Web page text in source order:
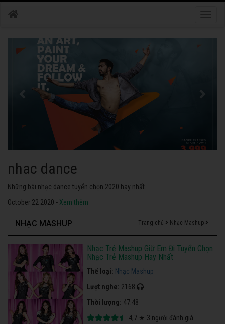
nhac dance
Những bài nhạc dance tuyển chọn 2020 hay nhất.
October 22 2020 - Xem thêm
NHẠC MASHUP Trang chủ Nhạc Mashup
Nhạc Trẻ Mashup Giữ Em Đi Tuyển Chọn
Nhạc Trẻ Mashup Hay Nhất
Thể loại: Nhạc Mashup
Lượt nghe: 2168
Thời lượng: 47:48
4,7 ★ 3 người đánh giá